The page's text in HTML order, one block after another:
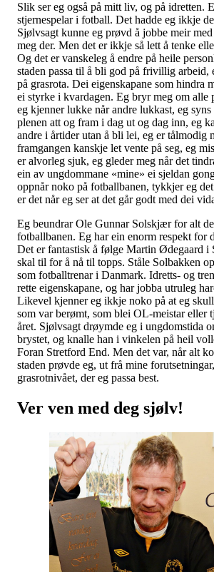
Slik ser eg også på mitt liv, og på idretten.
stjernespelar i fotball. Det hadde eg ikkje
Sjølvsagt kunne eg prøvd å jobbe meir
meg der. Men det er ikkje så lett å tenke
Og det er vanskeleg å endre på heile
staden passa til å bli god på frivillig arbeid,
på grasrota. Dei eigenskapane som hindra
ei styrke i kvardagen. Eg bryr meg om alle
eg kjenner lukke når andre lukkast, eg
plenen att og fram i dag ut og dag inn, eg
andre i årtider utan å bli lei, eg er tålmodig
framgangen kanskje let vente på seg, eg
er alvorleg sjuk, eg gleder meg når det
ein av ungdommane «mine» ei sjeldan
oppnår noko på fotballbanen, tykkjer eg
er det når eg ser at det går godt med dei
Eg beundrar Ole Gunnar Solskjær for alt
fotballbanen. Eg har ein enorm respekt for
Det er fantastisk å følge Martin Ødegaard i
skal til for å nå til topps. Ståle Solbakken
som fotballtrenar i Danmark. Idretts- og
rette eigenskapane, og har jobba utruleg
Likevel kjenner eg ikkje noko på at eg
som var berømt, som blei OL-meistar eller
året. Sjølvsagt drøymde eg i ungdomstida
brystet, og knalle han i vinkelen på heil
Foran Stretford End. Men det var, når alt
staden prøvde eg, ut frå mine
grasrotnivået, der eg passa best.
Ver ven med deg sjølv!